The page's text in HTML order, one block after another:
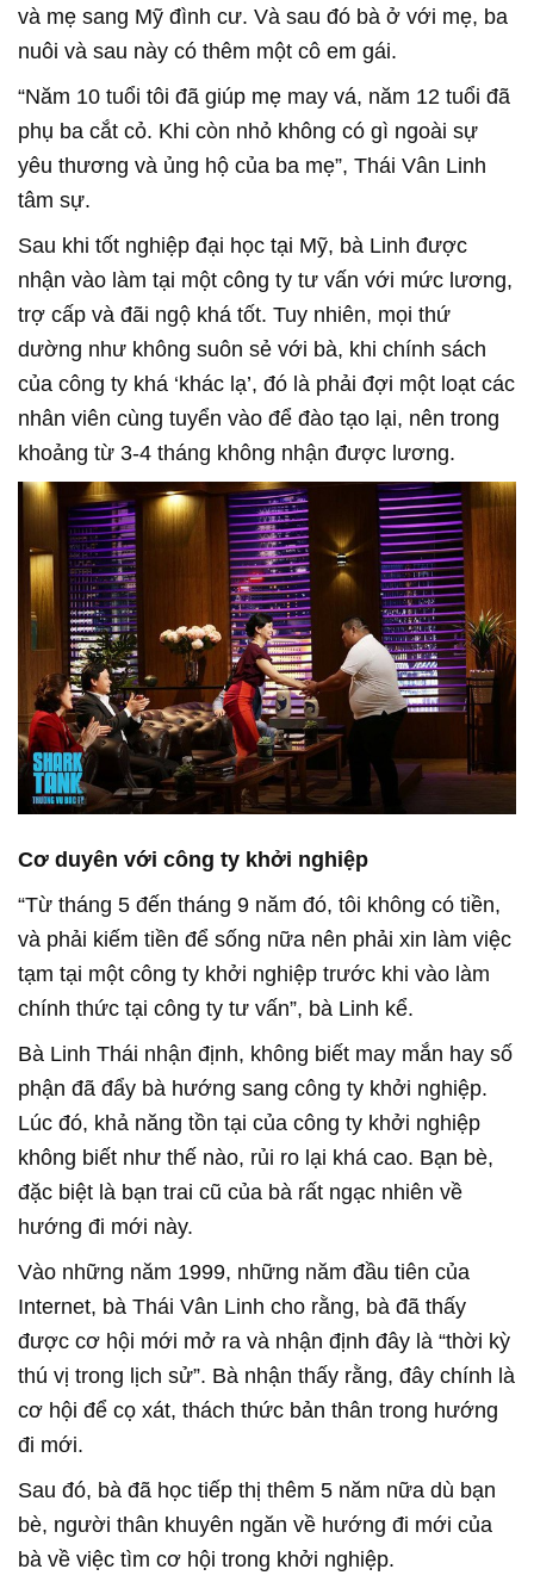
và mẹ sang Mỹ đình cư. Và sau đó bà ở với mẹ, ba
nuôi và sau này có thêm một cô em gái.
“Năm 10 tuổi tôi đã giúp mẹ may vá, năm 12 tuổi đã
phụ ba cắt cỏ. Khi còn nhỏ không có gì ngoài sự
yêu thương và ủng hộ của ba mẹ”, Thái Vân Linh
tâm sự.
Sau khi tốt nghiệp đại học tại Mỹ, bà Linh được
nhận vào làm tại một công ty tư vấn với mức lương,
trợ cấp và đãi ngộ khá tốt. Tuy nhiên, mọi thứ
dường như không suôn sẻ với bà, khi chính sách
của công ty khá ‘khác lạ’, đó là phải đợi một loạt các
nhân viên cùng tuyển vào để đào tạo lại, nên trong
khoảng từ 3-4 tháng không nhận được lương.
Cơ duyên với công ty khởi nghiệp
“Từ tháng 5 đến tháng 9 năm đó, tôi không có tiền,
và phải kiếm tiền để sống nữa nên phải xin làm việc
tạm tại một công ty khởi nghiệp trước khi vào làm
chính thức tại công ty tư vấn”, bà Linh kể.
Bà Linh Thái nhận định, không biết may mắn hay số
phận đã đẩy bà hướng sang công ty khởi nghiệp.
Lúc đó, khả năng tồn tại của công ty khởi nghiệp
không biết như thế nào, rủi ro lại khá cao. Bạn bè,
đặc biệt là bạn trai cũ của bà rất ngạc nhiên về
hướng đi mới này.
Vào những năm 1999, những năm đầu tiên của
Internet, bà Thái Vân Linh cho rằng, bà đã thấy
được cơ hội mới mở ra và nhận định đây là “thời kỳ
thú vị trong lịch sử”. Bà nhận thấy rằng, đây chính là
cơ hội để cọ xát, thách thức bản thân trong hướng
đi mới.
Sau đó, bà đã học tiếp thị thêm 5 năm nữa dù bạn
bè, người thân khuyên ngăn về hướng đi mới của
bà về việc tìm cơ hội trong khởi nghiệp.